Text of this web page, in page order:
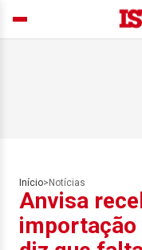
Início> Notícias
Anvisa
importação